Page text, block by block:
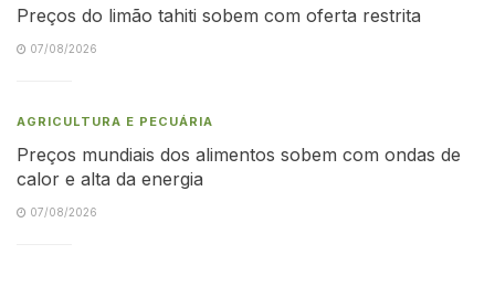
Preços do limão tahiti sobem com oferta restrita
07/08/2026
AGRICULTURA E PECUÁRIA
Preços mundiais dos alimentos sobem com ondas de
calor e alta da energia
07/08/2026